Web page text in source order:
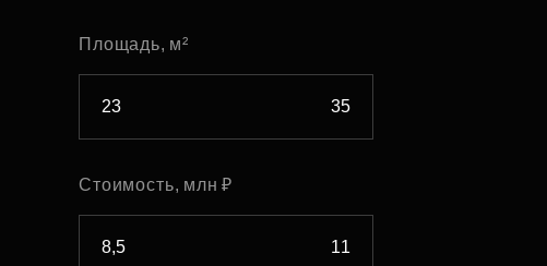
Площадь, м²
Стоимость, млн ₽